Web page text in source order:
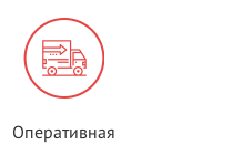
Оперативная